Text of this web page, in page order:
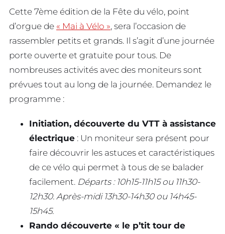
Cette 7ème édition de la Fête du vélo, point
d’orgue de « Mai à Vélo », sera l’occasion de
rassembler petits et grands. Il s’agit d’une journée
porte ouverte et gratuite pour tous. De
nombreuses activités avec des moniteurs sont
prévues tout au long de la journée. Demandez le
programme :
Initiation, découverte du VTT à assistance
électrique : Un moniteur sera présent pour
faire découvrir les astuces et caractéristiques
de ce vélo qui permet à tous de se balader
facilement. Départs : 10h15-11h15 ou 11h30-
12h30. Après-midi 13h30-14h30 ou 14h45-
15h45.
Rando découverte « le p’tit tour de